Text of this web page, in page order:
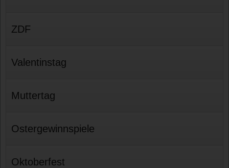
ZDF
Valentinstag
Muttertag
Ostergewinnspiele
Oktoberfest